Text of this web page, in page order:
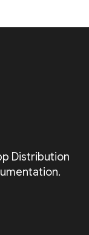
Distribution